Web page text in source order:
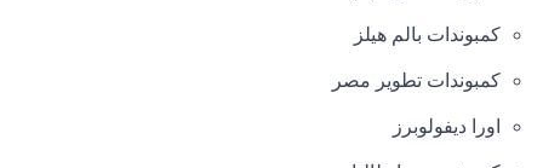
كمبوندات بالم هيلز
كمبوندات تطوير مصر
اورا ديفولوبرز